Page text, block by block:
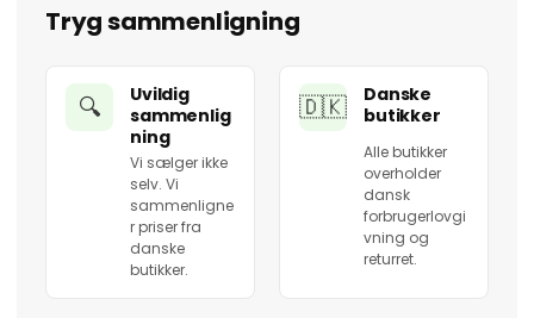
Tryg sammenligning
🔍
Uvildig
sammenlig
ning
Vi sælger ikke
selv. Vi
sammenligne
r priser fra
danske
butikker.
🇩🇰
Danske
butikker
Alle butikker
overholder
dansk
forbrugerlovgi
vning og
returret.